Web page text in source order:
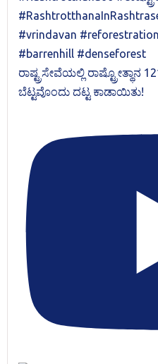
ರಾಷ್ಟ್ರಸೇವೆಯಲ್ಲಿ ರಾಷ್ಟ್ರೋತ್ಥಾನ
ಬೆಟ್ಟವೊಂದು ದಟ್ಟ ಕಾಡಾಯಿತು!